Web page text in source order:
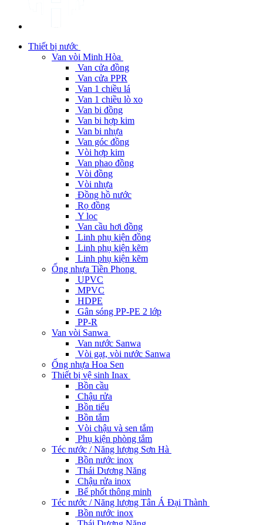
Thiết bị nước
Van vòi Minh Hòa
Van cửa đồng
Van cửa PPR
Van 1 chiều lá
Van 1 chiều lò xo
Van bi đồng
Van bi hợp kim
Van bi nhựa
Van góc đồng
Vòi hợp kim
Van phao đồng
Vòi đồng
Vòi nhựa
Đồng hồ nước
Rọ đồng
Y lọc
Van cầu hơi đồng
Linh phụ kiện đồng
Linh phụ kiện kẽm
Linh phụ kiện kẽm
Ống nhựa Tiền Phong
UPVC
MPVC
HDPE
Gân sóng PP-PE 2 lớp
PP-R
Van vòi Sanwa
Van nước Sanwa
Vòi gạt, vòi nước Sanwa
Ống nhựa Hoa Sen
Thiết bị vệ sinh Inax
Bồn cầu
Chậu rửa
Bồn tiểu
Bồn tắm
Vòi chậu và sen tắm
Phụ kiện phòng tắm
Téc nước / Năng lượng Sơn Hà
Bồn nước inox
Thái Dương Năng
Chậu rửa inox
Bể phốt thông minh
Téc nước / Năng lượng Tân Á Đại Thành
Bồn nước inox